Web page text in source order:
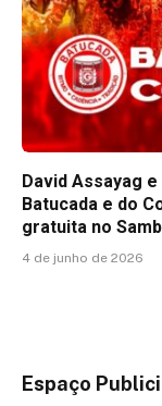
David Assayag
Batucada e do
gratuita no
4 de junho de 2026
Espaço